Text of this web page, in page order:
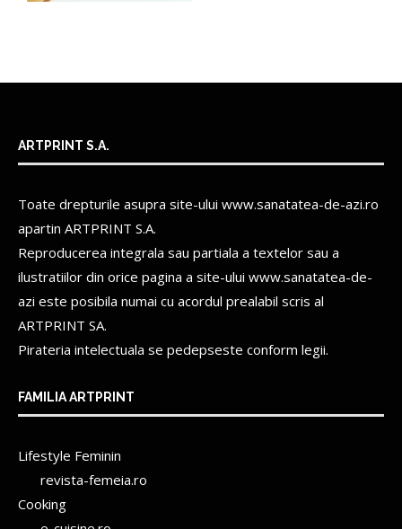
ARTPRINT S.A.
Toate drepturile asupra site-ului www.sanatatea-de-azi.ro
apartin ARTPRINT S.A.
Reproducerea integrala sau partiala a textelor sau a
ilustratiilor din orice pagina a site-ului www.sanatatea-de-
azi este posibila numai cu acordul prealabil scris al
ARTPRINT SA.
Pirateria intelectuala se pedepseste conform legii.
FAMILIA ARTPRINT
Lifestyle Feminin
revista-femeia.ro
Cooking